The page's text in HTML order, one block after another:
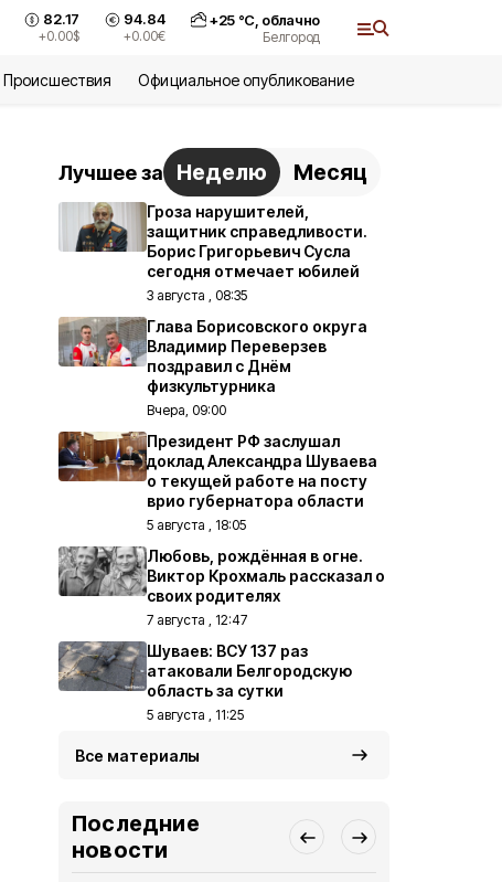
82.17
+0.00$
94.84
+0.00€
+25°С, облачно
Белгород
Происшествия Официальное опубликование
Лучшее за Неделю Месяц
Гроза нарушителей,
защитник справедливости.
Борис Григорьевич Сусла
сегодня отмечает юбилей
3 августа , 08:35
Глава Борисовского округа
Владимир Переверзев
поздравил с Днём
физкультурника
Вчера, 09:00
Президент РФ заслушал
доклад Александра Шуваева
о текущей работе на посту
врио губернатора области
5 августа , 18:05
Любовь, рождённая в огне.
Виктор Крохмаль рассказал о
своих родителях
7 августа , 12:47
Шуваев: ВСУ 137 раз
атаковали Белгородскую
область за сутки
5 августа , 11:25
Все материалы
Последние
новости